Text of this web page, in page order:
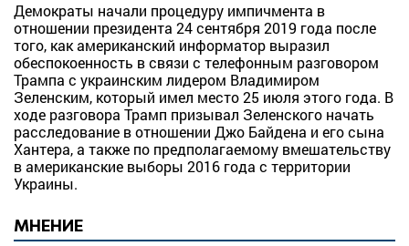
Демократы начали процедуру импичмента в
отношении президента 24 сентября 2019 года после
того, как американский информатор выразил
обеспокоенность в связи с телефонным разговором
Трампа с украинским лидером Владимиром
Зеленским, который имел место 25 июля этого года. В
ходе разговора Трамп призывал Зеленского начать
расследование в отношении Джо Байдена и его сына
Хантера, а также по предполагаемому вмешательству
в американские выборы 2016 года с территории
Украины.
МНЕНИЕ